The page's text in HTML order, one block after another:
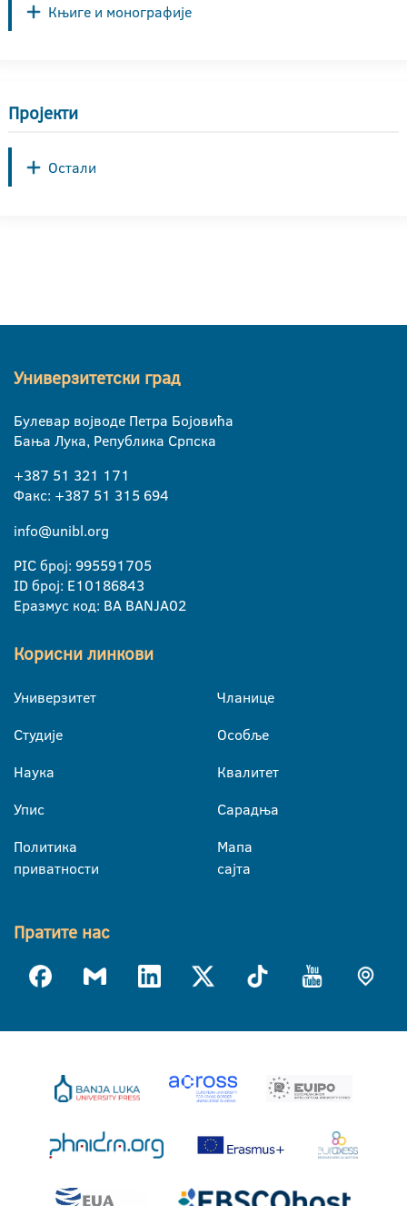
Књиге и монографије
Пројекти
Остали
Универзитетски град
Булевар војводе Петра Бојовића
Бања Лука, Република Српска
+387 51 321 171
Факс: +387 51 315 694
info@unibl.org
PIC број: 995591705
ID број: E10186843
Еразмус код: BA BANJA02
Корисни линкови
Универзитет
Студије
Наука
Упис
Политика
приватности
Чланице
Особље
Квалитет
Сарадња
Мапа
сајта
Пратите нас